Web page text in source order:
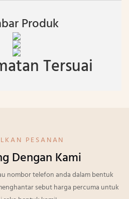
Produk
Tersuai
PESANAN
Dengan Kami
nombor telefon anda dalam bentuk
sebut harga percuma untuk